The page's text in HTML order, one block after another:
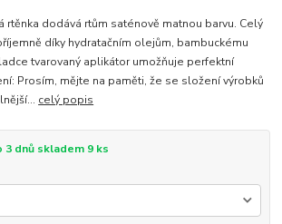
rtěnka dodává rtům saténově matnou barvu. Celý
díky hydratačním olejům, bambuckému
tvarovaný aplikátor umožňuje perfektní
Prosím, mějte na paměti, že se složení výrobků
celý popis
3 dnů skladem 9 ks